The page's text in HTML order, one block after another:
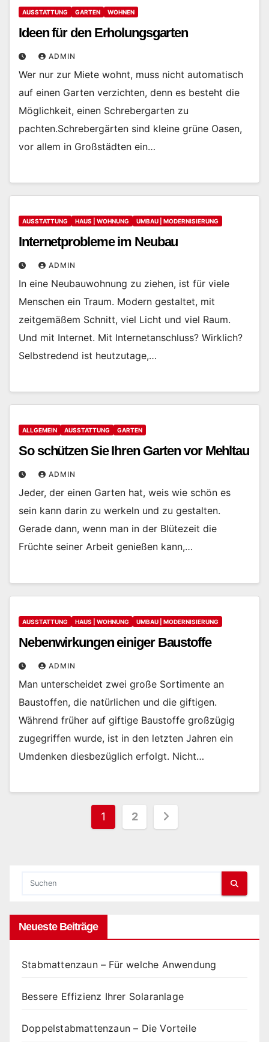
AUSSTATTUNG GARTEN WOHNEN
Ideen für den Erholungsgarten
ADMIN
Wer nur zur Miete wohnt, muss nicht automatisch
auf einen Garten verzichten, denn es besteht die
Möglichkeit, einen Schrebergarten zu
pachten.Schrebergärten sind kleine grüne Oasen,
vor allem in Großstädten ein…
AUSSTATTUNG HAUS | WOHNUNG UMBAU | MODERNISIERUNG
Internetprobleme im Neubau
ADMIN
In eine Neubauwohnung zu ziehen, ist für viele
Menschen ein Traum. Modern gestaltet, mit
zeitgemäßem Schnitt, viel Licht und viel Raum.
Und mit Internet. Mit Internetanschluss? Wirklich?
Selbstredend ist heutzutage,…
ALLGEMEIN AUSSTATTUNG GARTEN
So schützen Sie Ihren Garten vor Mehltau
ADMIN
Jeder, der einen Garten hat, weis wie schön es
sein kann darin zu werkeln und zu gestalten.
Gerade dann, wenn man in der Blütezeit die
Früchte seiner Arbeit genießen kann,…
AUSSTATTUNG HAUS | WOHNUNG UMBAU | MODERNISIERUNG
Nebenwirkungen einiger Baustoffe
ADMIN
Man unterscheidet zwei große Sortimente an
Baustoffen, die natürlichen und die giftigen.
Während früher auf giftige Baustoffe großzügig
zugegriffen wurde, ist in den letzten Jahren ein
Umdenken diesbezüglich erfolgt. Nicht…
Seitennummerierung
1 2
Neueste Beiträge
Stabmattenzaun – Für welche Anwendung
Bessere Effizienz Ihrer Solaranlage
Doppelstabmattenzaun – Die Vorteile